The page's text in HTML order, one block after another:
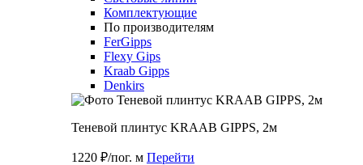
Комплектующие
По производителям
FerGipps
Flexy Gips
Kraab Gipps
Denkirs
Теневой плинтус KRAAB GIPPS, 2м
1220 ₽/пог. м Перейти